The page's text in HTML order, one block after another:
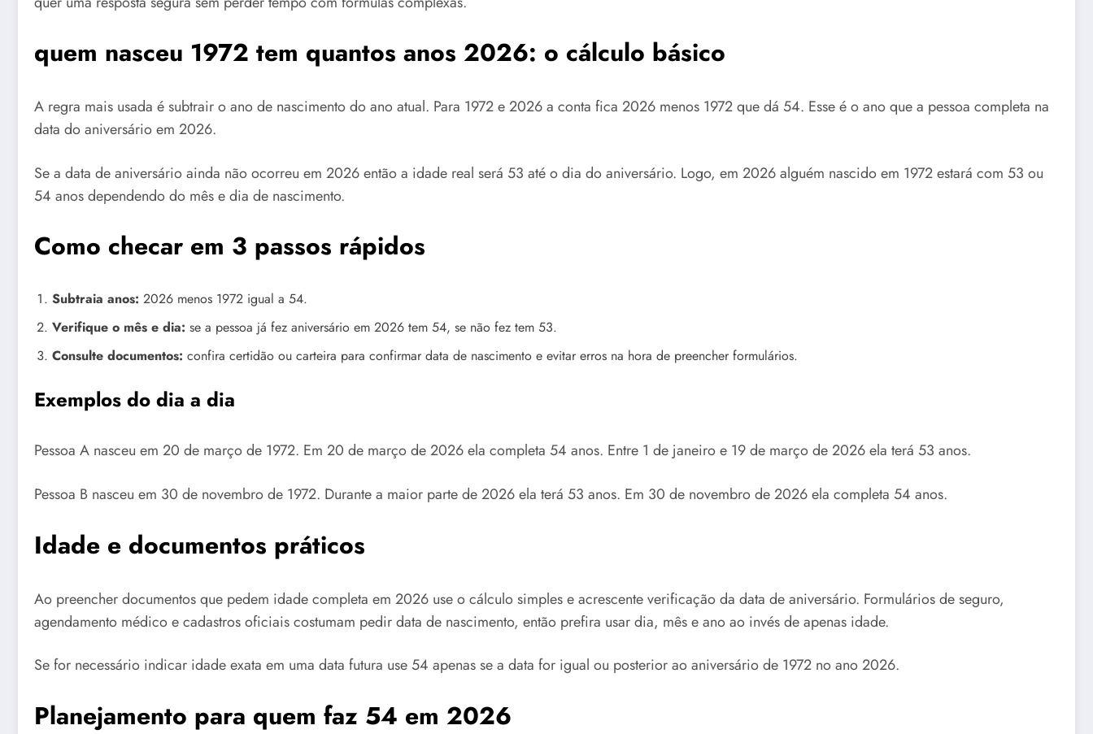
quem nasceu 1972 tem quantos anos 2026: o cálculo básico
A regra mais usada é subtrair o ano de nascimento do ano atual. Para 1972 e 2026 a conta fica 2026 menos 1972 que dá 54. Esse é o ano que a pessoa completa na
data do aniversário em 2026.
Se a data de aniversário ainda não ocorreu em 2026 então a idade real será 53 até o dia do aniversário. Logo, em 2026 alguém nascido em 1972 estará com 53 ou
54 anos dependendo do mês e dia de nascimento.
Como checar em 3 passos rápidos
Subtraia anos: 2026 menos 1972 igual a 54.
Verifique o mês e dia: se a pessoa já fez aniversário em 2026 tem 54, se não fez tem 53.
Consulte documentos: confira certidão ou carteira para confirmar data de nascimento e evitar erros na hora de preencher formulários.
Exemplos do dia a dia
Pessoa A nasceu em 20 de março de 1972. Em 20 de março de 2026 ela completa 54 anos. Entre 1 de janeiro e 19 de março de 2026 ela terá 53 anos.
Pessoa B nasceu em 30 de novembro de 1972. Durante a maior parte de 2026 ela terá 53 anos. Em 30 de novembro de 2026 ela completa 54 anos.
Idade e documentos práticos
Ao preencher documentos que pedem idade completa em 2026 use o cálculo simples e acrescente verificação da data de aniversário. Formulários de seguro,
agendamento médico e cadastros oficiais costumam pedir data de nascimento, então prefira usar dia, mês e ano ao invés de apenas idade.
Se for necessário indicar idade exata em uma data futura use 54 apenas se a data for igual ou posterior ao aniversário de 1972 no ano 2026.
Planejamento para quem faz 54 em 2026